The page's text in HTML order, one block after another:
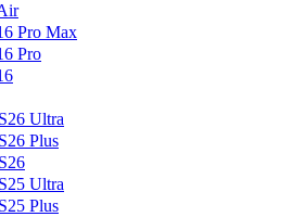
Pro Max
Pro
Ultra
Plus
Ultra
Plus